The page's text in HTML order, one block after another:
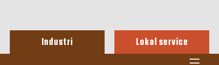
Industri Lokal service